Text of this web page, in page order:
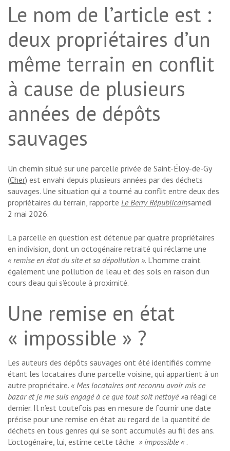
Le nom de l’article est :
deux propriétaires d’un
même terrain en conflit
à cause de plusieurs
années de dépôts
sauvages
Un chemin situé sur une parcelle privée de Saint-Éloy-de-Gy
(Cher) est envahi depuis plusieurs années par des déchets
sauvages. Une situation qui a tourné au conflit entre deux des
propriétaires du terrain, rapporte Le Berry Républicainsamedi
2 mai 2026.
La parcelle en question est détenue par quatre propriétaires
en indivision, dont un octogénaire retraité qui réclame une
« remise en état du site et sa dépollution ». L’homme craint
également une pollution de l’eau et des sols en raison d’un
cours d’eau qui s’écoule à proximité.
Une remise en état
« impossible » ?
Les auteurs des dépôts sauvages ont été identifiés comme
étant les locataires d’une parcelle voisine, qui appartient à un
autre propriétaire. « Mes locataires ont reconnu avoir mis ce
bazar et je me suis engagé à ce que tout soit nettoyé »a réagi ce
dernier. Il n’est toutefois pas en mesure de fournir une date
précise pour une remise en état au regard de la quantité de
déchets en tous genres qui se sont accumulés au fil des ans.
L’octogénaire, lui, estime cette tâche » impossible « .